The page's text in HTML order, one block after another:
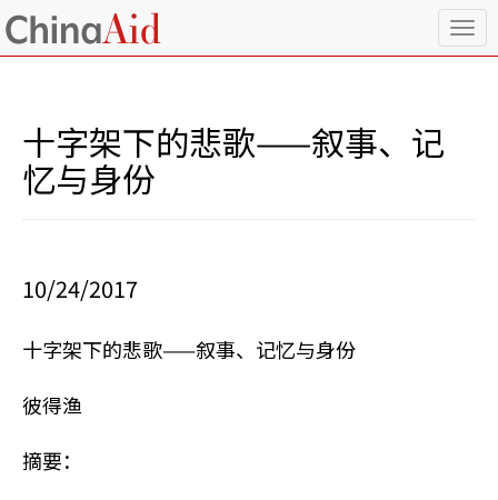
T
o
十字架下的悲歌——叙事、记
忆与身份
10/24/2017
十字架下的悲歌——叙事、记忆与身份
彼得渔
摘要：